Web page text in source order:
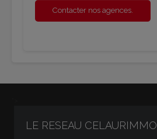
Contac­ter nos agences.
LE RESEAU CELAURIMMO